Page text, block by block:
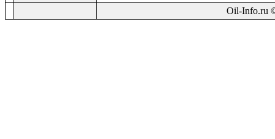
Oil-Info.ru